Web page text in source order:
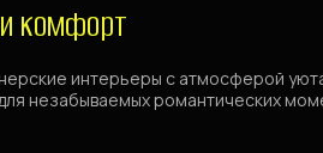
интерьеры с атмосферой
незабываемых романтических
комфорт